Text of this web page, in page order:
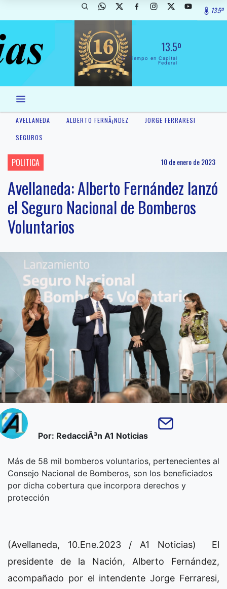
13.5º
13.5º
El Tiempo en Capital
Federal
AVELLANEDA ALBERTO FERNÃ¡NDEZ
JORGE FERRARESI
SEGUROS
POLITICA 10 de enero de 2023
Avellaneda: Alberto Fernández lanzó
el Seguro Nacional de Bomberos
Voluntarios
Por: RedacciÃ³n A1 Noticias
Más de 58 mil bomberos voluntarios, pertenecientes al
Consejo Nacional de Bomberos, son los beneficiados
por dicha cobertura que incorpora derechos y
protección
(Avellaneda, 10.Ene.2023 / A1 Noticias) El
presidente de la Nación, Alberto Fernández,
acompañado por el intendente Jorge Ferraresi,